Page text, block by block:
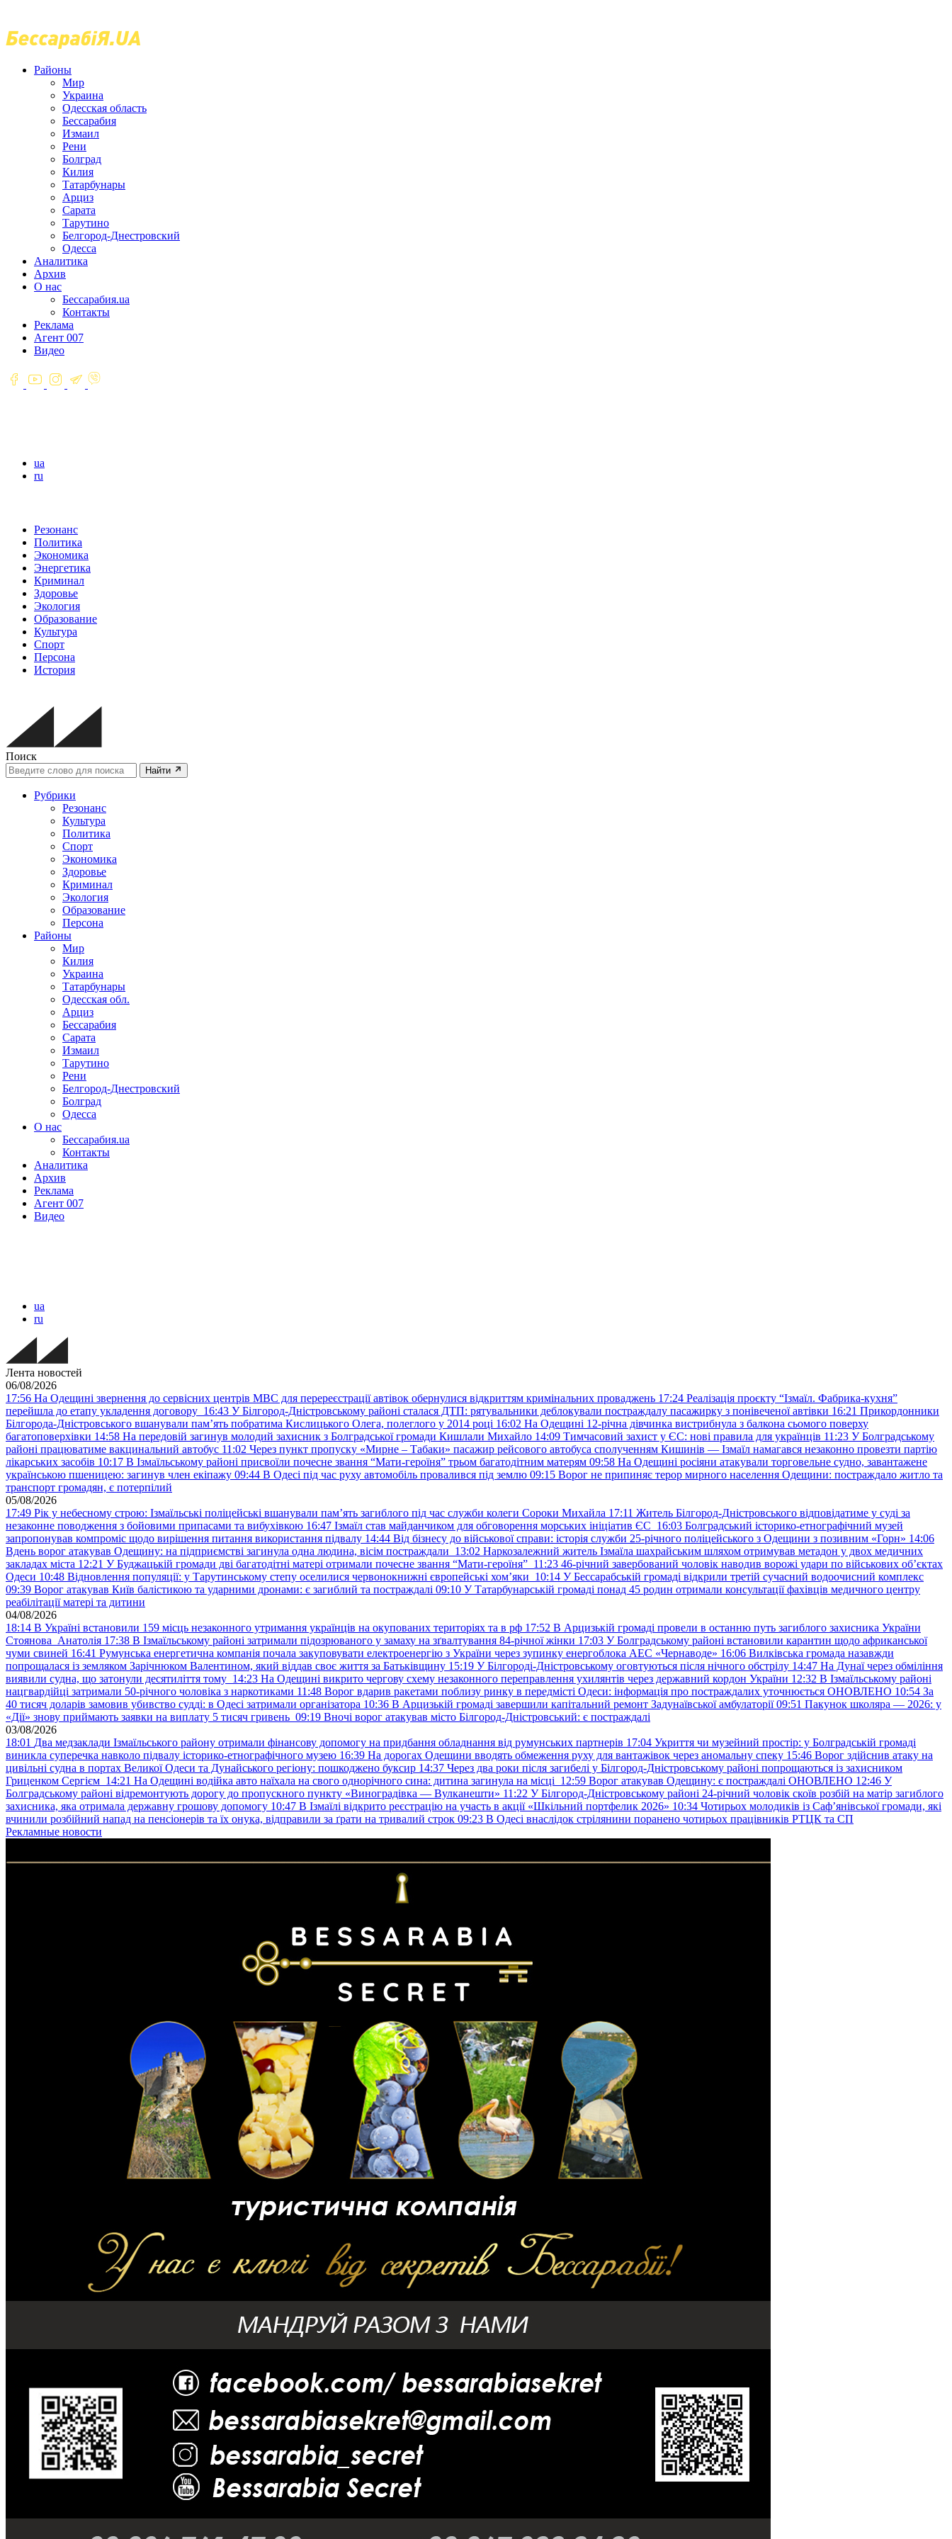
Районы
Мир
Украина
Одесская область
Бессарабия
Измаил
Рени
Болград
Килия
Татарбунары
Арциз
Сарата
Тарутино
Белгород-Днестровский
Одесса
Аналитика
Архив
О нас
Бессарабия.ua
Контакты
Реклама
Агент 007
Видео
ua
ru
Резонанс
Политика
Экономика
Энергетика
Криминал
Здоровье
Экология
Образование
Культура
Спорт
Персона
История
Поиск
Найти
Рубрики
Резонанс
Культура
Политика
Спорт
Экономика
Здоровье
Криминал
Экология
Образование
Персона
Районы
Мир
Килия
Украина
Татарбунары
Одесская обл.
Арциз
Бессарабия
Сарата
Измаил
Тарутино
Рени
Белгород-Днестровский
Болград
Одесса
О нас
Бессарабия.ua
Контакты
Аналитика
Архив
Реклама
Агент 007
Видео
ua
ru
Лента новостей
06/08/2026
17:56 На Одещині звернення до сервісних центрів МВС для перереєстрації автівок обернулися відкриттям кримінальних проваджень 17:24 Реалізація проєкту “Ізмаїл. Фабрика-кухня”
перейшла до етапу укладення договору 16:43 У Білгород-Дністровському районі сталася ДТП: рятувальники деблокували постраждалу пасажирку з понівеченої автівки 16:21 Прикордонники
Білгорода-Дністровського вшанували пам’ять побратима Кислицького Олега, полеглого у 2014 році 16:02 На Одещині 12-річна дівчинка вистрибнула з балкона сьомого поверху
багатоповерхівки 14:58 На передовій загинув молодий захисник з Болградської громади Кишлали Михайло 14:09 Тимчасовий захист у ЄС: нові правила для українців 11:23 У Болградському
районі працюватиме вакцинальний автобус 11:02 Через пункт пропуску «Мирне – Табаки» пасажир рейсового автобуса сполученням Кишинів — Ізмаїл намагався незаконно провезти партію
лікарських засобів 10:17 В Ізмаїльському районі присвоїли почесне звання “Мати-героїня” трьом багатодітним матерям 09:58 На Одещині росіяни атакували торговельне судно, завантажене
українською пшеницею: загинув член екіпажу 09:44 В Одесі під час руху автомобіль провалився під землю 09:15 Ворог не припиняє терор мирного населення Одещини: постраждало житло та
транспорт громадян, є потерпілий
05/08/2026
17:49 Рік у небесному строю: Ізмаїльські поліцейські вшанували пам’ять загиблого під час служби колеги Сороки Михайла 17:11 Житель Білгород-Дністровського відповідатиме у суді за
незаконне поводження з бойовими припасами та вибухівкою 16:47 Ізмаїл став майданчиком для обговорення морських ініціатив ЄС 16:03 Болградський історико-етнографічний музей
запропонував компроміс щодо вирішення питання використання підвалу 14:44 Від бізнесу до військової справи: історія служби 25-річного поліцейського з Одещини з позивним «Горн» 14:06
Вдень ворог атакував Одещину: на підприємстві загинула одна людина, вісім постраждали 13:02 Наркозалежний житель Ізмаїла шахрайським шляхом отримував метадон у двох медичних
закладах міста 12:21 У Буджацькій громади дві багатодітні матері отримали почесне звання “Мати-героїня” 11:23 46-річний завербований чоловік наводив ворожі удари по військових обʼєктах
Одеси 10:48 Відновлення популяції: у Тарутинському степу оселилися червонокнижні європейські хом’яки 10:14 У Бессарабській громаді відкрили третій сучасний водоочисний комплекс
09:39 Ворог атакував Київ балістикою та ударними дронами: є загиблий та постраждалі 09:10 У Татарбунарській громаді понад 45 родин отримали консультації фахівців медичного центру
реабілітації матері та дитини
04/08/2026
18:14 В Україні встановили 159 місць незаконного утримання українців на окупованих територіях та в рф 17:52 В Арцизькій громаді провели в останню путь загиблого захисника України
Стоянова Анатолія 17:38 В Ізмаїльському районі затримали підозрюваного у замаху на зґвалтування 84-річної жінки 17:03 У Болградському районі встановили карантин щодо африканської
чуми свиней 16:41 Румунська енергетична компанія почала закуповувати електроенергію з України через зупинку енергоблока АЕС «Чернаводе» 16:06 Вилківська громада назавжди
попрощалася із земляком Зарічнюком Валентином, який віддав своє життя за Батьківщину 15:19 У Білгороді-Дністровському оговтуються після нічного обстрілу 14:47 На Дунаї через обміління
виявили судна, що затонули десятиліття тому 14:23 На Одещині викрито чергову схему незаконного переправлення ухилянтів через державний кордон України 12:32 В Ізмаїльському районі
нацгвардійці затримали 50-річного чоловіка з наркотиками 11:48 Ворог вдарив ракетами поблизу ринку в передмісті Одеси: інформація про постраждалих уточнюється ОНОВЛЕНО 10:54 За
40 тисяч доларів замовив убивство судді: в Одесі затримали організатора 10:36 В Арцизькій громаді завершили капітальний ремонт Задунаївської амбулаторії 09:51 Пакунок школяра — 2026: у
«Дії» знову приймають заявки на виплату 5 тисяч гривень 09:19 Вночі ворог атакував місто Білгород-Дністровський: є постраждалі
03/08/2026
18:01 Два медзаклади Ізмаїльського району отримали фінансову допомогу на придбання обладнання від румунських партнерів 17:04 Укриття чи музейний простір: у Болградській громаді
виникла суперечка навколо підвалу історико-етнографічного музею 16:39 На дорогах Одещини вводять обмеження руху для вантажівок через аномальну спеку 15:46 Ворог здійснив атаку на
цивільні судна в портах Великої Одеси та Дунайського регіону: пошкоджено буксир 14:37 Через два роки після загибелі у Білгород-Дністровському районі попрощаються із захисником
Гриценком Сергієм 14:21 На Одещині водійка авто наїхала на свого однорічного сина: дитина загинула на місці 12:59 Ворог атакував Одещину: є постраждалі ОНОВЛЕНО 12:46 У
Болградському районі відремонтують дорогу до пропускного пункту «Виноградівка — Вулканешти» 11:22 У Білгород-Дністровському районі 24-річний чоловік скоїв розбій на матір загиблого
захисника, яка отримала державну грошову допомогу 10:47 В Ізмаїлі відкрито реєстрацію на участь в акції «Шкільний портфелик 2026» 10:34 Чотирьох молодиків із Саф’янівської громади, які
вчинили розбійний напад на пенсіонерів та їх онука, відправили за ґрати на тривалий строк 09:23 В Одесі внаслідок стрілянини поранено чотирьох працівників РТЦК та СП
Рекламные новости